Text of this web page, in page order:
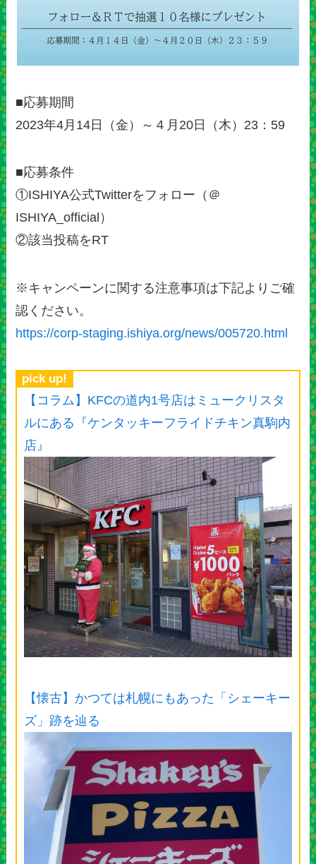
■応募期間
2023年4月14日（金）～４月20日（木）23：59
■応募条件
①ISHIYA公式Twitterをフォロー（＠
ISHIYA_official）
②該当投稿をRT
※キャンペーンに関する注意事項は下記よりご確
認ください。
https://corp-staging.ishiya.org/news/005720.html
pick up!
【コラム】KFCの道内1号店はミュークリスタ
ルにある『ケンタッキーフライドチキン真駒内
店』
【懐古】かつては札幌にもあった「シェーキー
ズ」跡を辿る